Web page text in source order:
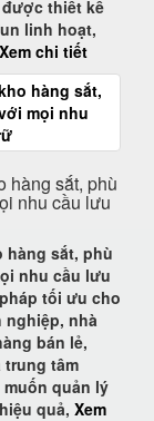
được thiết kế
linh hoạt,
Xem chi tiết
hàng sắt, phù
nhu cầu lưu
hàng sắt, phù
nhu cầu lưu
tối ưu cho
nghiệp, nhà
bán lẻ,
trung tâm
quản lý
quả, Xem